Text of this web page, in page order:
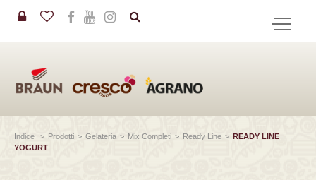
Indice > Prodotti > Gelateria > Mix Completi > Ready Line > READY LINE
YOGURT